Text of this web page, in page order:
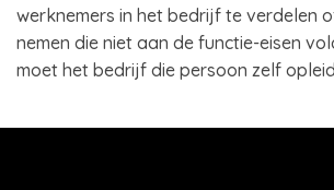
werknemers in het bedrijf te verdelen
nemen die niet aan de functie-eisen
moet het bedrijf die persoon zelf